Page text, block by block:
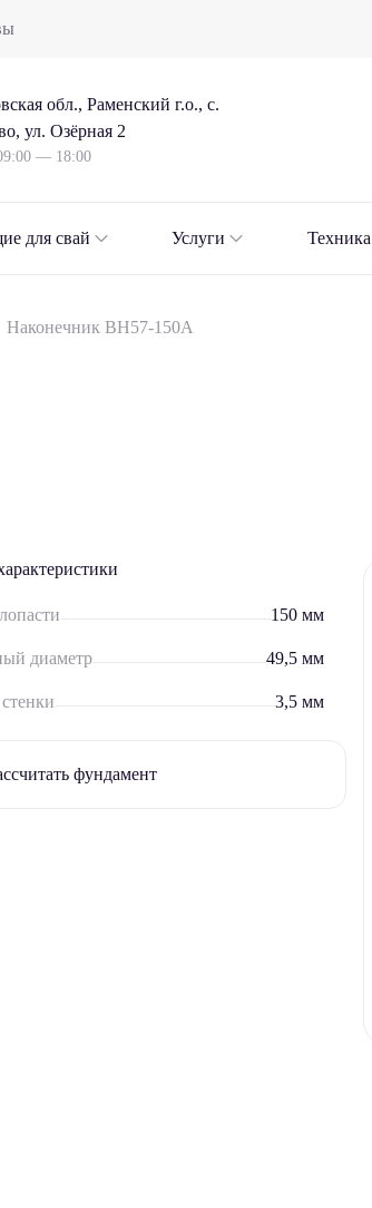
обл., Раменский г.о., с.
ул. Озёрная 2
— 18:00
для свай Услуги Техника
Наконечник ВН57-150А
150 мм
диаметр 49,5 мм
3,5 мм
фундамент